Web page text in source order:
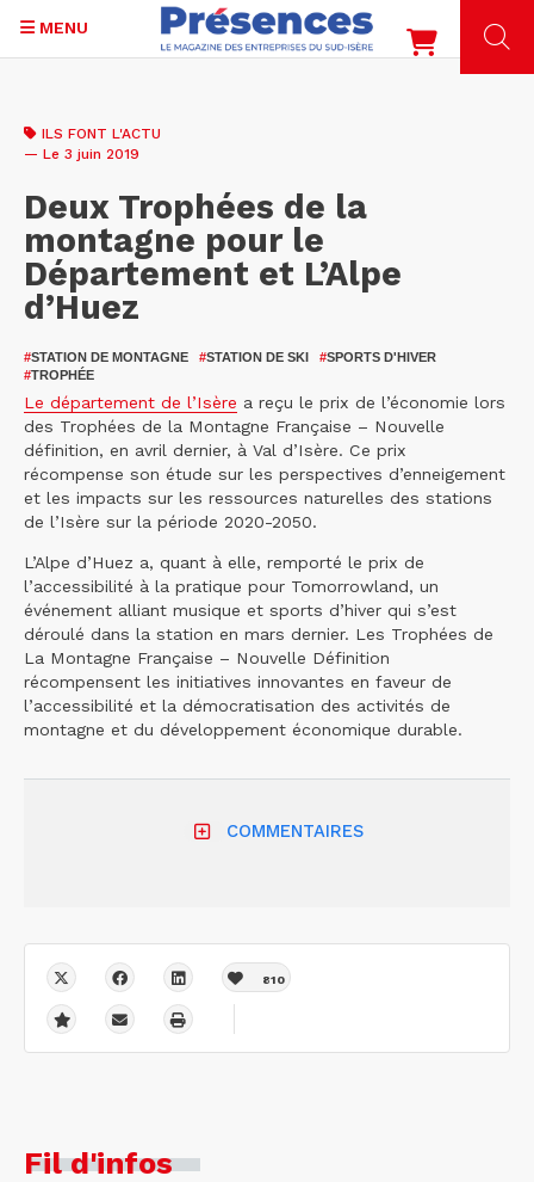
contenu
MENU
ILS FONT L'ACTU
— Le 3 juin 2019
Deux Trophées de la
montagne pour le
Département et L’Alpe
d’Huez
#STATION DE MONTAGNE #STATION DE SKI #SPORTS D'HIVER
#TROPHÉE
Le département de l’Isère a reçu le prix de l’économie lors
des Trophées de la Montagne Française – Nouvelle
définition, en avril dernier, à Val d’Isère. Ce prix
récompense son étude sur les perspectives d’enneigement
et les impacts sur les ressources naturelles des stations
de l’Isère sur la période 2020-2050.
L’Alpe d’Huez a, quant à elle, remporté le prix de
l’accessibilité à la pratique pour Tomorrowland, un
événement alliant musique et sports d’hiver qui s’est
déroulé dans la station en mars dernier. Les Trophées de
La Montagne Française – Nouvelle Définition
récompensent les initiatives innovantes en faveur de
l’accessibilité et la démocratisation des activités de
montagne et du développement économique durable.
COMMENTAIRES
810
Fil d'infos